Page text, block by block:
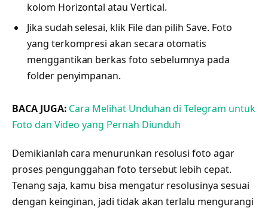
kolom Horizontal atau Vertical.
Jika sudah selesai, klik File dan pilih Save. Foto
yang terkompresi akan secara otomatis
menggantikan berkas foto sebelumnya pada
folder penyimpanan.
BACA JUGA: Cara Melihat Unduhan di Telegram untuk
Foto dan Video yang Pernah Diunduh
Demikianlah cara menurunkan resolusi foto agar
proses pengunggahan foto tersebut lebih cepat.
Tenang saja, kamu bisa mengatur resolusinya sesuai
dengan keinginan, jadi tidak akan terlalu mengurangi